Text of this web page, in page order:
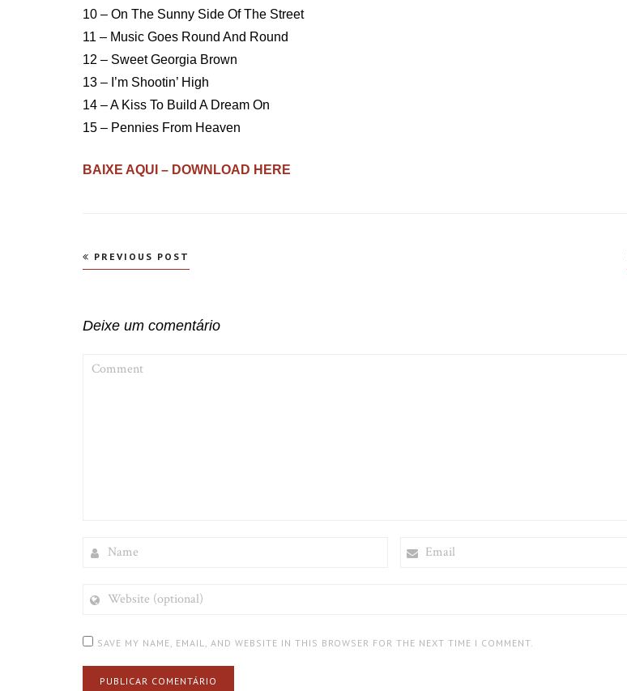
10 – On The Sunny Side Of The Street
11 – Music Goes Round And Round
12 – Sweet Georgia Brown
13 – I’m Shootin’ High
14 – A Kiss To Build A Dream On
15 – Pennies From Heaven
BAIXE AQUI – DOWNLOAD HERE
Navegação
PREVIOUS POST
Deixe um comentário
(OPTIONAL)
SAVE MY NAME, EMAIL, AND WEBSITE IN THIS BROWSER FOR THE NEXT TIME I COMMENT.